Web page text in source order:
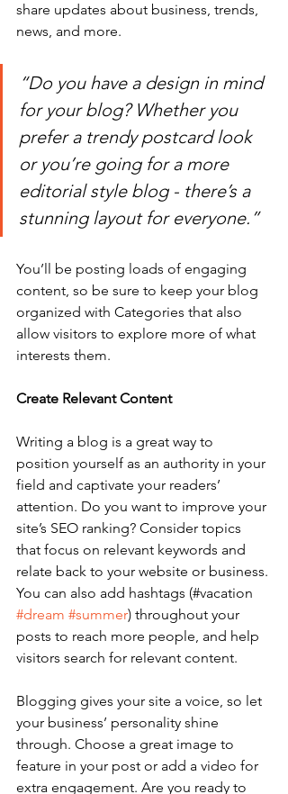
share updates about business, trends,
news, and more.
“Do you have a design in mind
for your blog? Whether you
prefer a trendy postcard look
or you’re going for a more
editorial style blog - there’s a
stunning layout for everyone.”
You’ll be posting loads of engaging
content, so be sure to keep your blog
organized with Categories that also
allow visitors to explore more of what
interests them.
Create Relevant Content
Writing a blog is a great way to
position yourself as an authority in your
field and captivate your readers’
attention. Do you want to improve your
site’s SEO ranking? Consider topics
that focus on relevant keywords and
relate back to your website or business.
You can also add hashtags (#vacation
#dream #summer) throughout your
posts to reach more people, and help
visitors search for relevant content.
Blogging gives your site a voice, so let
your business’ personality shine
through. Choose a great image to
feature in your post or add a video for
extra engagement. Are you ready to